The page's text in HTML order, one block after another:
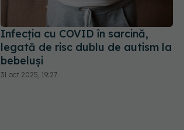
Infecția cu COVID în sarcină,
legată de risc dublu de autism la
bebeluși
31 oct 2025, 19:27